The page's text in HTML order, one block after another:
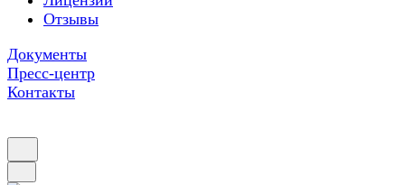
Отзывы
Документы
Пресс-центр
Контакты